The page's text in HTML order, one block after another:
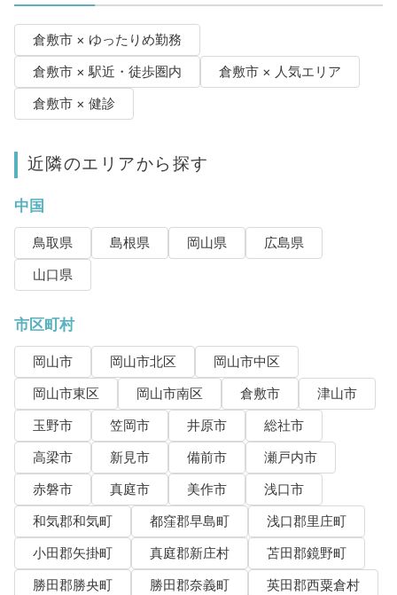
倉敷市 × ゆったりめ勤務
倉敷市 × 駅近・徒歩圏内
倉敷市 × 人気エリア
倉敷市 × 健診
近隣のエリアから探す
中国
鳥取県 島根県 岡山県
広島県
山口県
市区町村
岡山市 岡山市北区
岡山市中区
岡山市東区
岡山市南区 倉敷市
津山市
玉野市
笠岡市 井原市
総社市
高梁市
新見市 備前市
瀬戸内市
赤磐市
真庭市 美作市
浅口市
和気郡和気町
都窪郡早島町
浅口郡里庄町
小田郡矢掛町
真庭郡新庄村
苫田郡鏡野町
勝田郡勝央町
勝田郡奈義町
英田郡西粟倉村